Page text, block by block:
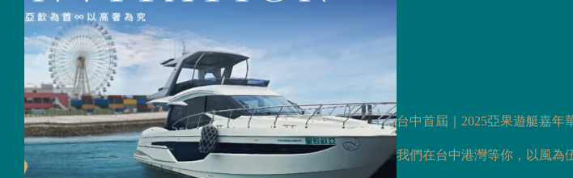
台中首屆｜2025亞果遊艇嘉年
我們在台中港灣等你，以風為